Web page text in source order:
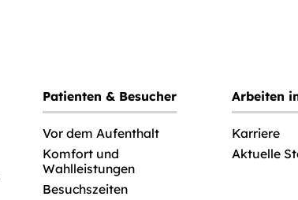
Patienten & Besucher
Vor dem Aufenthalt
Komfort und
Wahlleistungen
Besuchszeiten
Arbeiten
Karriere
Aktuelle